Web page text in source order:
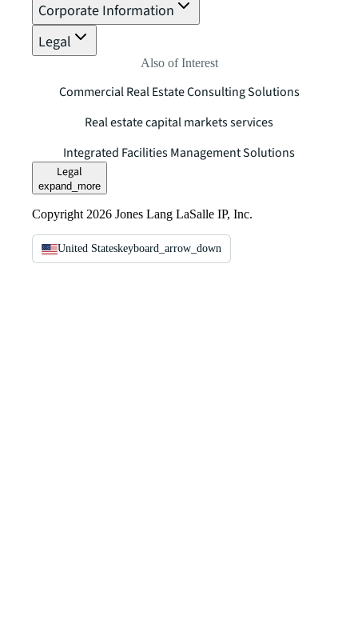
Corporate Information
Legal
Also of Interest
Commercial Real Estate Consulting Solutions
Real estate capital markets services
Integrated Facilities Management Solutions
Legal
expand_more
Copyright 2026 Jones Lang LaSalle IP, Inc.
United Stateskeyboard_arrow_down